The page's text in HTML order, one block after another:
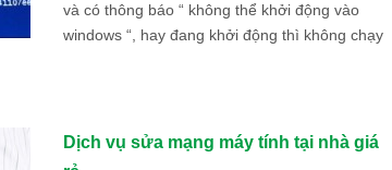
và có thông báo “ không thể khởi động vào
windows “, hay đang khởi động thì không chạy
Dịch vụ sửa mạng máy tính tại nhà giá